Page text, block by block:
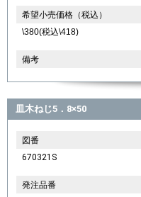
希望小売価格（税込）
\380(税込\418)
備考
皿木ねじ5．8×50
図番
670321S
発注品番